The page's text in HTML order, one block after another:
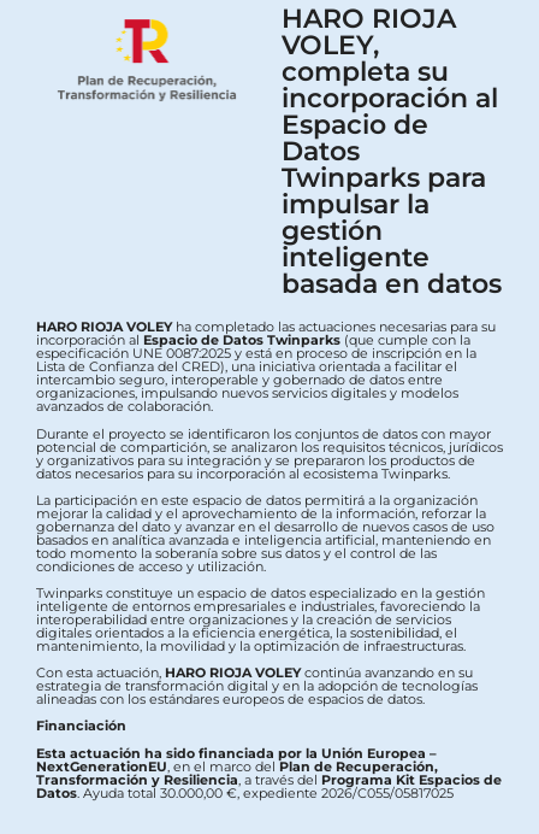
HARO RIOJA
VOLEY,
completa su
incorporación al
Espacio de
Datos
Twinparks para
impulsar la
gestión
inteligente
basada en datos
HARO RIOJA VOLEYha completado las actuaciones necesarias para su
incorporación al Espacio de Datos Twinparks (que cumple con la
especificación UNE 0087:2025 y está en proceso de inscripción en la
Lista de Confianza del CRED), una iniciativa orientada a facilitar el
intercambio seguro, interoperable y gobernado de datos entre
organizaciones, impulsando nuevos servicios digitales y modelos
avanzados de colaboración.
Durante el proyecto se identificaron los conjuntos de datos con mayor
potencial de compartición, se analizaron los requisitos técnicos, jurídicos
y organizativos para su integración y se prepararon los productos de
datos necesarios para su incorporación al ecosistema Twinparks.
La participación en este espacio de datos permitirá a la organización
mejorar la calidad y el aprovechamiento de la información, reforzar la
gobernanza del dato y avanzar en el desarrollo de nuevos casos de uso
basados en analítica avanzada e inteligencia artificial, manteniendo en
todo momento la soberanía sobre sus datos y el control de las
condiciones de acceso y utilización.
Twinparks constituye un espacio de datos especializado en la gestión
inteligente de entornos empresariales e industriales, favoreciendo la
interoperabilidad entre organizaciones y la creación de servicios
digitales orientados a la eficiencia energética, la sostenibilidad, el
mantenimiento, la movilidad y la optimización de infraestructuras.
Con esta actuación, HARO RIOJA VOLEYcontinúa avanzando en su
estrategia de transformación digital y en la adopción de tecnologías
alineadas con los estándares europeos de espacios de datos.
Financiación
Esta actuación ha sido financiada por la Unión Europea –
NextGenerationEU , en el marco delPlan de Recuperación,
Transformación y Resiliencia , a través del Programa Kit Espacios de
Datos . Ayuda total 30.000,00 €, expediente 2026/C055/05817025